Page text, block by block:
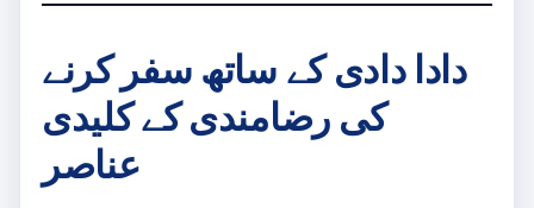
دادا دادی کے ساتھ سفر کرنے
کی رضامندی کے کلیدی
عناصر